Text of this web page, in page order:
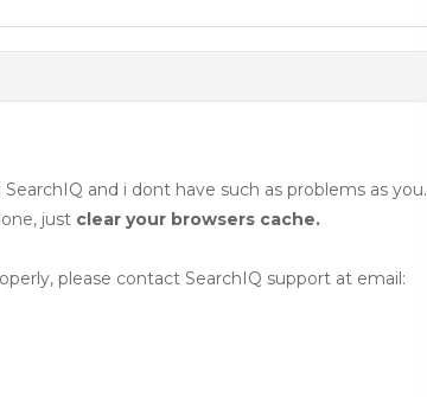
and i dont have such as problems as you.
just clear your browsers cache.
please contact SearchIQ support at email: